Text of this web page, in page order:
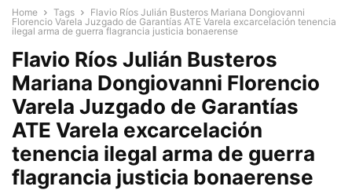
Home Tags
Flavio Ríos Julián Busteros Mariana Dongiovanni
Florencio Varela Juzgado de Garantías ATE Varela excarcelación tenencia
ilegal arma de guerra flagrancia justicia bonaerense
Flavio Ríos Julián Busteros
Mariana Dongiovanni Florencio
Varela Juzgado de Garantías
ATE Varela excarcelación
tenencia ilegal arma de guerra
flagrancia justicia bonaerense